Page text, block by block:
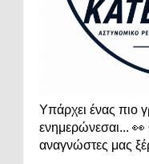
Υπάρχει ένας πιο
ενημερώνεσαι... 👀
αναγνώστες μας